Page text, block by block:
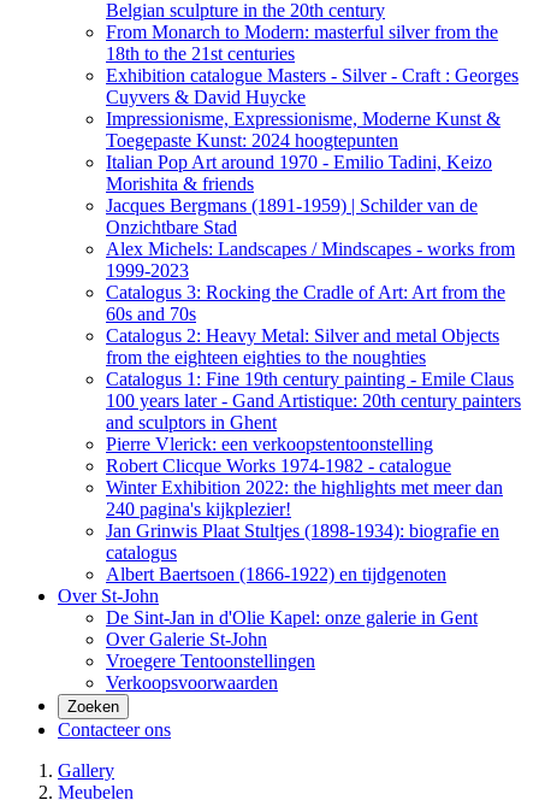
Belgian sculpture in the 20th century
From Monarch to Modern: masterful silver from the
18th to the 21st centuries
Exhibition catalogue Masters - Silver - Craft : Georges
Cuyvers & David Huycke
Impressionisme, Expressionisme, Moderne Kunst &
Toegepaste Kunst: 2024 hoogtepunten
Italian Pop Art around 1970 - Emilio Tadini, Keizo
Morishita & friends
Jacques Bergmans (1891-1959) | Schilder van de
Onzichtbare Stad
Alex Michels: Landscapes / Mindscapes - works from
1999-2023
Catalogus 3: Rocking the Cradle of Art: Art from the
60s and 70s
Catalogus 2: Heavy Metal: Silver and metal Objects
from the eighteen eighties to the noughties
Catalogus 1: Fine 19th century painting - Emile Claus
100 years later - Gand Artistique: 20th century painters
and sculptors in Ghent
Pierre Vlerick: een verkoopstentoonstelling
Robert Clicque Works 1974-1982 - catalogue
Winter Exhibition 2022: the highlights met meer dan
240 pagina's kijkplezier!
Jan Grinwis Plaat Stultjes (1898-1934): biografie en
catalogus
Albert Baertsoen (1866-1922) en tijdgenoten
Over St-John
De Sint-Jan in d'Olie Kapel: onze galerie in Gent
Over Galerie St-John
Vroegere Tentoonstellingen
Verkoopsvoorwaarden
Zoeken
Contacteer ons
Gallery
Meubelen